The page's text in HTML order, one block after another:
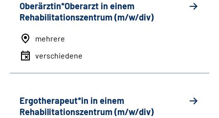
Oberärztin*Oberarzt in einem
Rehabilitationszentrum (m/w/div)
mehrere
verschiedene
Ergotherapeut*in in einem
Rehabilitationszentrum (m/w/div)